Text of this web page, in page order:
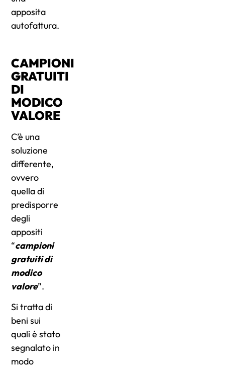
apposita
autofattura.
CAMPIONI
GRATUITI
DI
MODICO
VALORE
C’è una
soluzione
differente,
ovvero
quella di
predisporre
degli
appositi
“campioni
gratuiti di
modico
valore”.
Si tratta di
beni sui
quali è stato
segnalato in
modo